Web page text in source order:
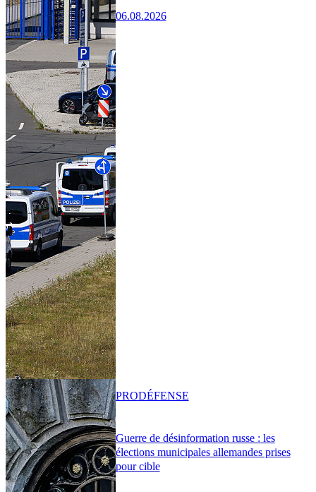
06.08.2026
Guerre de désinformation russe : les
élections municipales allemandes prises
pour cible
PRODÉFENSE